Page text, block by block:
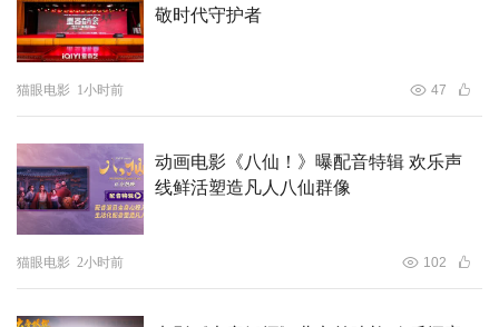
回顾过往，载誉满满；展望未来，星途璀璨！用演技诠释演
技，用好作品说话，传递满满星能量！电影《戏杀》由深圳
果然影业有限公司、山西菲尔幕文化传媒有限公司、浙江东
阳四月天影视文化有限公司 、浙江金钟影视制作有限公司
敬时代守护者
猫眼电影 1小时前 47
动画电影《八仙！》曝配音特辑 欢乐声
线鲜活塑造凡人八仙群像
猫眼电影 2小时前 102